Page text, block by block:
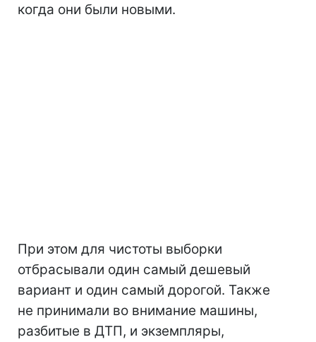
когда они были новыми.
При этом для чистоты выборки
отбрасывали один самый дешевый
вариант и один самый дорогой. Также
не принимали во внимание машины,
разбитые в ДТП, и экземпляры,